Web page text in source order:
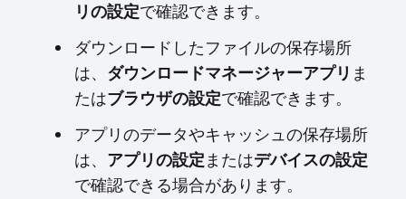
リの設定で確認できます。
ダウンロードしたファイルの保存場所
は、 ダウンロードマネージャーアプリ ま
たはブラウザの設定で確認できます。
アプリのデータやキャッシュの保存場所
は、 アプリの設定またはデバイスの設定
で確認できる場合があります。